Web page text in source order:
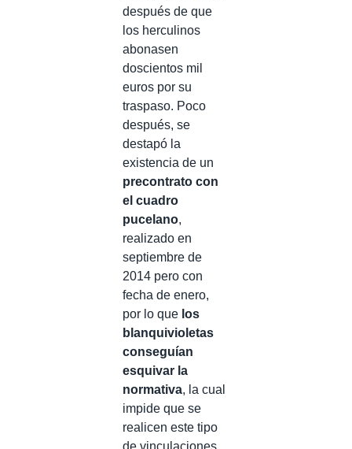
después de que
los herculinos
abonasen
doscientos mil
euros por su
traspaso. Poco
después, se
destapó la
existencia de un
precontrato con
el cuadro
pucelano,
realizado en
septiembre de
2014 pero con
fecha de enero,
por lo que los
blanquivioletas
conseguían
esquivar la
normativa, la cual
impide que se
realicen este tipo
de vinculaciones